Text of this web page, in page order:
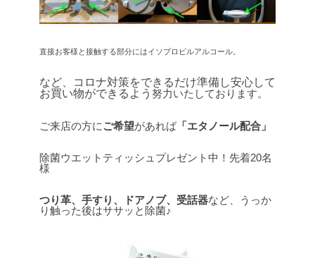
直接お客様と接触する部分にはイソプロピルアルコール。
など、コロナ対策をできるだけ準備し安心して
お買い物ができるよう 努力いたしております。
ご来店の方にご希望があれば「エタノール配合」
除菌ウエットティッシュプレゼント中！先着20名
様
つり革、手すり、ドアノブ、受話器など、うっか
り触った後はササッと除菌♪